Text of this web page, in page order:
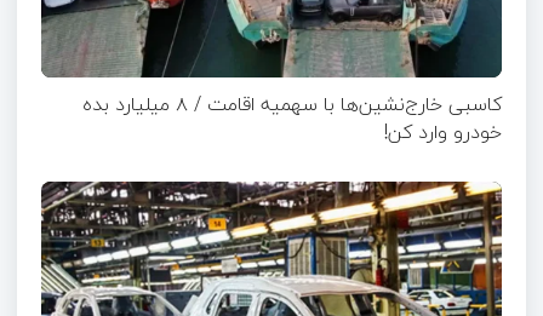
کاسبی خارج‌نشین‌ها با سهمیه اقامت / ۸ میلیارد بده
خودرو وارد کن!